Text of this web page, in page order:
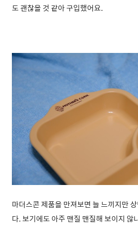
도 괜찮을 것 같아 구입했어요.
마더스콘 제품을 만져보면 늘 느끼지만
다. 보기에도 아주 맨질 맨질해 보이지 않